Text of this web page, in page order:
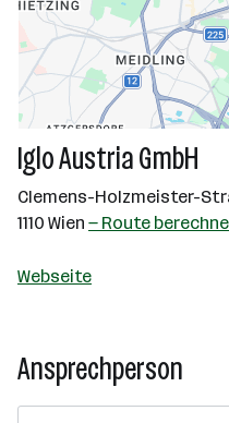
Iglo Austria GmbH
Clemens-Holzmeister-
1110 Wien — Route
Webseite
Ansprechperson